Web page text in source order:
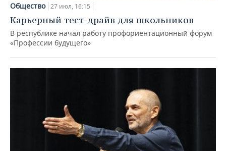
Общество 27 июл, 16:15
Карьерный тест-драйв для школьников
В республике начал работу профориентационный форум
«Профессии будущего»